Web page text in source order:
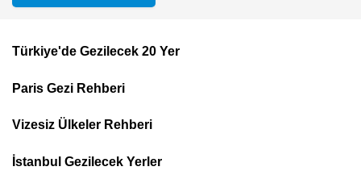
Footer
Top
Menu
Türkiye'de Gezilecek 20 Yer
Paris Gezi Rehberi
Vizesiz Ülkeler Rehberi
İstanbul Gezilecek Yerler